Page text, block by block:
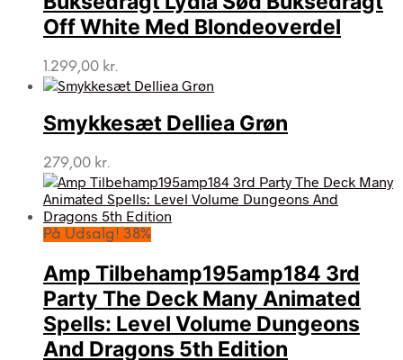
Off White Med Blondeoverdel
1.299,00 kr.
Smykkesæt Delliea Grøn
279,00 kr.
På Udsalg! 38%
Amp Tilbehamp195amp184 3rd
Party The Deck Many Animated
Spells: Level Volume Dungeons
And Dragons 5th Edition